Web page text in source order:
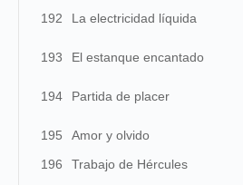
192 La electricidad líquida
193
El estanque encantado
194 Partida de placer
195
Amor y olvido
196
Trabajo de Hércules